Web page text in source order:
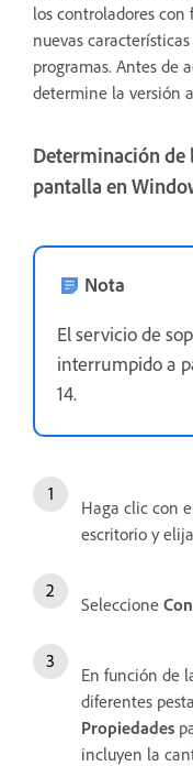
los controladores con
nuevas
programas. Antes de
determine la versión
Determinación
pantalla en
Nota
El servicio de
interrumpido a
14.
Haga clic con
escritorio y elija
Seleccione
En función de
diferentes
Propiedades
incluyen la